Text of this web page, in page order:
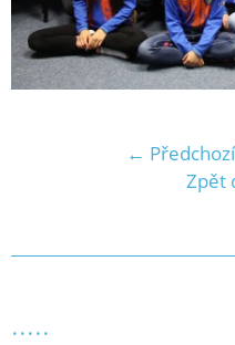
← Předchozí
Zpět
.....